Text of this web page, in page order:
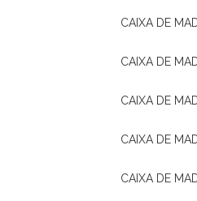
CAIXA DE
CAIXA DE
CAIXA DE
CAIXA DE
CAIXA DE